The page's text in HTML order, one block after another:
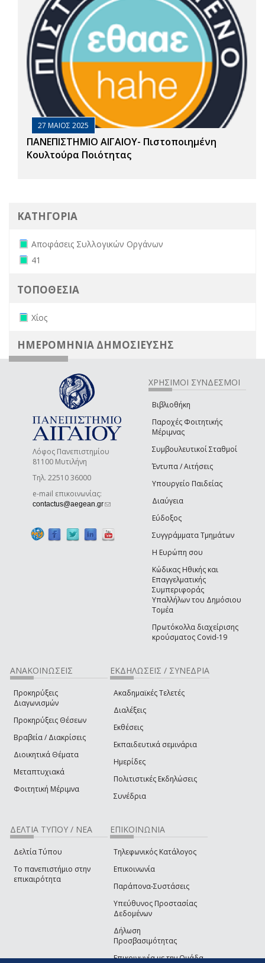
27 ΜΑΙΟΣ 2025
ΠΑΝΕΠΙΣΤΗΜΙΟ ΑΙΓΑΙΟΥ- Πιστοποιημένη
Κουλτούρα Ποιότητας
ΚΑΤΗΓΟΡΙΑ
Remove Αποφάσεις Συλλογικών Οργάνων filter
Αποφάσεις Συλλογικών Οργάνων
Remove 41 filter
41
ΤΟΠΟΘΕΣΙΑ
Remove Χίος filter
Χίος
ΗΜΕΡΟΜΗΝΙΑ ΔΗΜΟΣΙΕΥΣΗΣ
Λόφος Πανεπιστημίου
81100 Μυτιλήνη
Τηλ. 22510 36000
e-mail επικοινωνίας:
contactus@aegean.gr(link sends e-mail)
ΧΡΗΣΙΜΟΙ ΣΥΝΔΕΣΜΟΙ
Βιβλιοθήκη
Παροχές Φοιτητικής
Μέριμνας
Συμβουλευτικοί Σταθμοί
Έντυπα / Αιτήσεις
Υπουργείο Παιδείας
Διαύγεια
Εύδοξος
Συγγράμματα Τμημάτων
Η Ευρώπη σου
Κώδικας Ηθικής και
Επαγγελματικής
Συμπεριφοράς
Υπαλλήλων του Δημόσιου
Τομέα
Πρωτόκολλα διαχείρισης
κρούσματος Covid-19
ΑΝΑΚΟΙΝΩΣΕΙΣ
Προκηρύξεις
Διαγωνισμών
Προκηρύξεις Θέσεων
Βραβεία / Διακρίσεις
Διοικητικά Θέματα
Μεταπτυχιακά
Φοιτητική Μέριμνα
ΕΚΔΗΛΩΣΕΙΣ / ΣΥΝΕΔΡΙΑ
Ακαδημαϊκές Τελετές
Διαλέξεις
Εκθέσεις
Εκπαιδευτικά σεμινάρια
Ημερίδες
Πολιτιστικές Εκδηλώσεις
Συνέδρια
ΔΕΛΤΙΑ ΤΥΠΟΥ / ΝΕΑ
Δελτία Τύπου
Το πανεπιστήμιο στην
επικαιρότητα
ΕΠΙΚΟΙΝΩΝΙΑ
Τηλεφωνικός Κατάλογος
Επικοινωνία
Παράπονα-Συστάσεις
Υπεύθυνος Προστασίας
Δεδομένων
Δήλωση
Προσβασιμότητας
Επικοινωνία με την Ομάδα